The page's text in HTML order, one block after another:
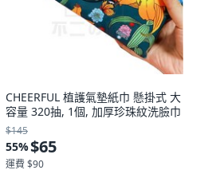
CHEERFUL 植護氣墊紙巾 懸掛式 大
容量 320抽, 1個, 加厚珍珠紋洗臉巾
$145
55%$65
運費 $90